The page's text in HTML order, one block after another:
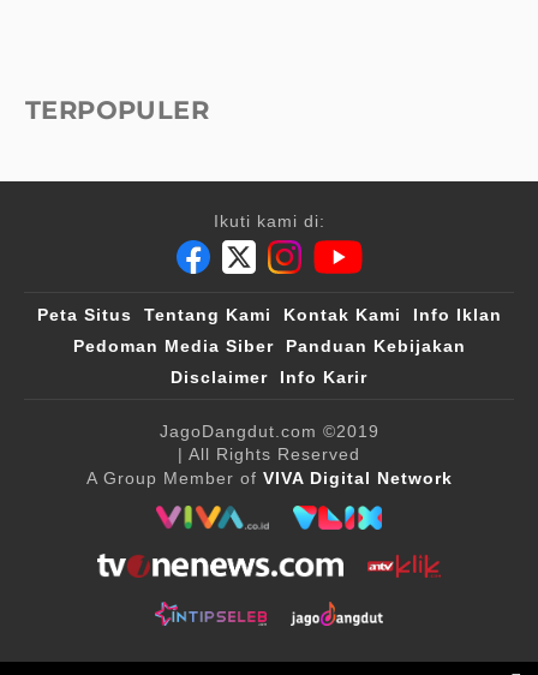
TERPOPULER
Ikuti kami di:
Peta Situs Tentang Kami Kontak Kami
Info Iklan
Pedoman Media Siber
Panduan Kebijakan
Disclaimer
Info Karir
JagoDangdut.com ©2019
| All Rights Reserved
A Group Member of VIVA Digital Network